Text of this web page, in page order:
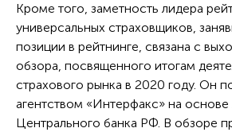
Кроме того, заметность лидера
универсальных страховщиков,
позиции в рейтнинге, связана с
обзора, посвященного итогам
страхового рынка в 2020 году. Он
агентством «Интерфакс» на основе
Центрального банка РФ. В обзоре